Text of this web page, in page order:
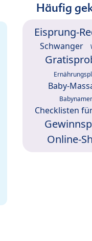
Häufig
Eisprung-
Schwanger
Baby-
Checklisten
Online-